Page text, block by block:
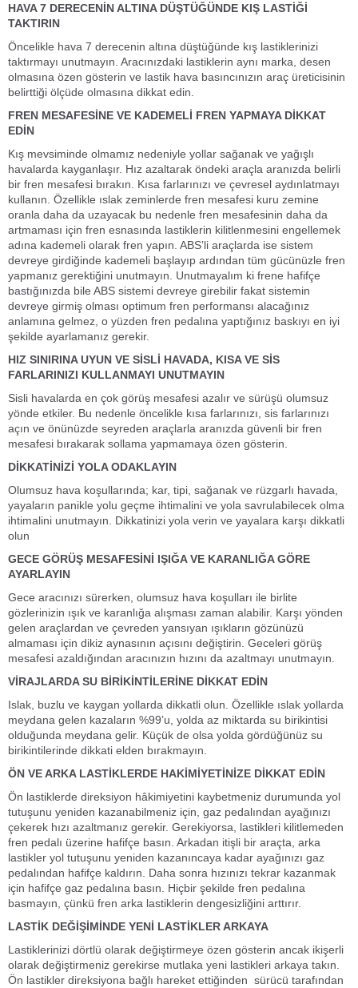
HAVA 7 DERECENİN ALTINA DÜŞTÜĞÜNDE KIŞ LASTİĞİ
TAKTIRIN
Öncelikle hava 7 derecenin altına düştüğünde kış lastiklerinizi
taktırmayı unutmayın. Aracınızdaki lastiklerin aynı marka, desen
olmasına özen gösterin ve lastik hava basıncınızın araç üreticisinin
belirttiği ölçüde olmasına dikkat edin.
FREN MESAFESİNE VE KADEMELİ FREN YAPMAYA DİKKAT
EDİN
Kış mevsiminde olmamız nedeniyle yollar sağanak ve yağışlı
havalarda kayganlaşır. Hız azaltarak öndeki araçla aranızda belirli
bir fren mesafesi bırakın. Kısa farlarınızı ve çevresel aydınlatmayı
kullanın. Özellikle ıslak zeminlerde fren mesafesi kuru zemine
oranla daha da uzayacak bu nedenle fren mesafesinin daha da
artmaması için fren esnasında lastiklerin kilitlenmesini engellemek
adına kademeli olarak fren yapın. ABS’li araçlarda ise sistem
devreye girdiğinde kademeli başlayıp ardından tüm gücünüzle fren
yapmanız gerektiğini unutmayın. Unutmayalım ki frene hafifçe
bastığınızda bile ABS sistemi devreye girebilir fakat sistemin
devreye girmiş olması optimum fren performansı alacağınız
anlamına gelmez, o yüzden fren pedalına yaptığınız baskıyı en iyi
şekilde ayarlamanız gerekir.
HIZ SINIRINA UYUN VE SİSLİ HAVADA, KISA VE SİS
FARLARINIZI KULLANMAYI UNUTMAYIN
Sisli havalarda en çok görüş mesafesi azalır ve sürüşü olumsuz
yönde etkiler. Bu nedenle öncelikle kısa farlarınızı, sis farlarınızı
açın ve önünüzde seyreden araçlarla aranızda güvenli bir fren
mesafesi bırakarak sollama yapmamaya özen gösterin.
DİKKATİNİZİ YOLA ODAKLAYIN
Olumsuz hava koşullarında; kar, tipi, sağanak ve rüzgarlı havada,
yayaların panikle yolu geçme ihtimalini ve yola savrulabilecek olma
ihtimalini unutmayın. Dikkatinizi yola verin ve yayalara karşı dikkatli
olun
GECE GÖRÜŞ MESAFESİNİ IŞIĞA VE KARANLIĞA GÖRE
AYARLAYIN
Gece aracınızı sürerken, olumsuz hava koşulları ile birlite
gözlerinizin ışık ve karanlığa alışması zaman alabilir. Karşı yönden
gelen araçlardan ve çevreden yansıyan ışıkların gözünüzü
almaması için dikiz aynasının açısını değiştirin. Geceleri görüş
mesafesi azaldığından aracınızın hızını da azaltmayı unutmayın.
VİRAJLARDA SU BİRİKİNTİLERİNE DİKKAT EDİN
Islak, buzlu ve kaygan yollarda dikkatli olun. Özellikle ıslak yollarda
meydana gelen kazaların %99’u, yolda az miktarda su birikintisi
olduğunda meydana gelir. Küçük de olsa yolda gördüğünüz su
birikintilerinde dikkati elden bırakmayın.
ÖN VE ARKA LASTİKLERDE HAKİMİYETİNİZE DİKKAT EDİN
Ön lastiklerde direksiyon hâkimiyetini kaybetmeniz durumunda yol
tutuşunu yeniden kazanabilmeniz için, gaz pedalından ayağınızı
çekerek hızı azaltmanız gerekir. Gerekiyorsa, lastikleri kilitlemeden
fren pedalı üzerine hafifçe basın. Arkadan itişli bir araçta, arka
lastikler yol tutuşunu yeniden kazanıncaya kadar ayağınızı gaz
pedalından hafifçe kaldırın. Daha sonra hızınızı tekrar kazanmak
için hafifçe gaz pedalına basın. Hiçbir şekilde fren pedalına
basmayın, çünkü fren arka lastiklerin dengesizliğini arttırır.
LASTİK DEĞİŞİMİNDE YENİ LASTİKLER ARKAYA
Lastiklerinizi dörtlü olarak değiştirmeye özen gösterin ancak ikişerli
olarak değiştirmeniz gerekirse mutlaka yeni lastikleri arkaya takın.
Ön lastikler direksiyona bağlı hareket ettiğinden sürücü tarafından